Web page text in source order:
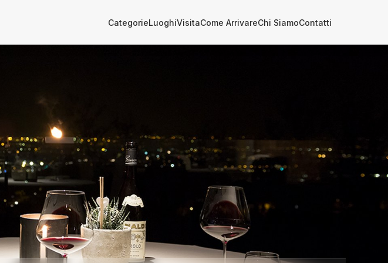
CategorieLuoghiVisitaCome ArrivareChi SiamoContatti